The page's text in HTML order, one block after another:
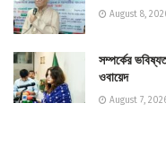
August 8,
সম্পর্কের
ওবায়েদ
August 7,